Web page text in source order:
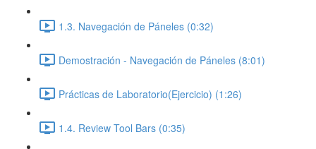
1.3. Navegación de Páneles (0:32)
Demostración - Navegación de Páneles (8:01)
Prácticas de Laboratorio(Ejercicio) (1:26)
1.4. Review Tool Bars (0:35)